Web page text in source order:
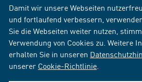
Damit wir unsere Webseiten
und fortlaufend verbessern,
Sie die Webseiten weiter nutzen,
Verwendung von Cookies zu. Weitere
erhalten Sie in unseren
unserer Cookie-Richtlinie